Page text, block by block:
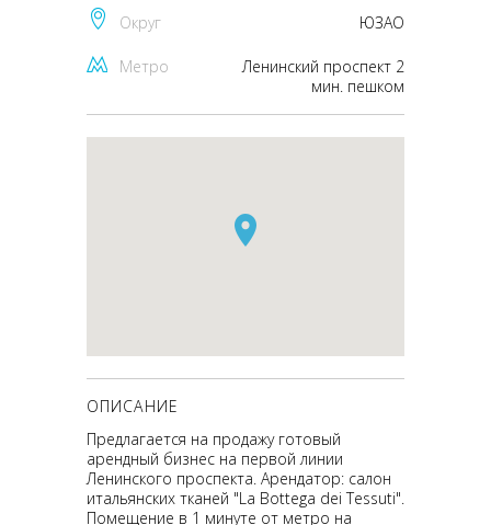
Округ ЮЗАО
Метро
Ленинский проспект 2
мин. пешком
ОПИСАНИЕ
Предлагается на продажу готовый
арендный бизнес на первой линии
Ленинского проспекта. Арендатор: салон
итальянских тканей "La Bottega dei Tessuti".
Помещение в 1 минуте от метро на